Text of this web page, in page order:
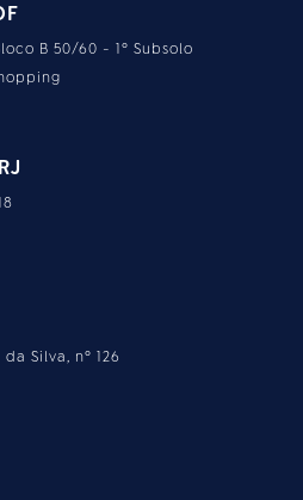
B 50/60 - 1º Subsolo
Silva, nº 126